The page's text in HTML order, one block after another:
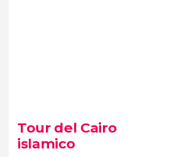
7 opinioni
quad nel deserto
Tour del Cairo
islamico